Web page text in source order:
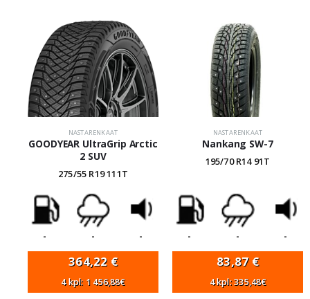
NASTARENKAAT
GOODYEAR UltraGrip Arctic
2 SUV
275/55 R19 111T
- - -
364,22 €
4 kpl: 1 456,88€
NASTARENKAAT
Nankang SW-7
195/70 R14 91T
- - -
83,87 €
4 kpl: 335,48€